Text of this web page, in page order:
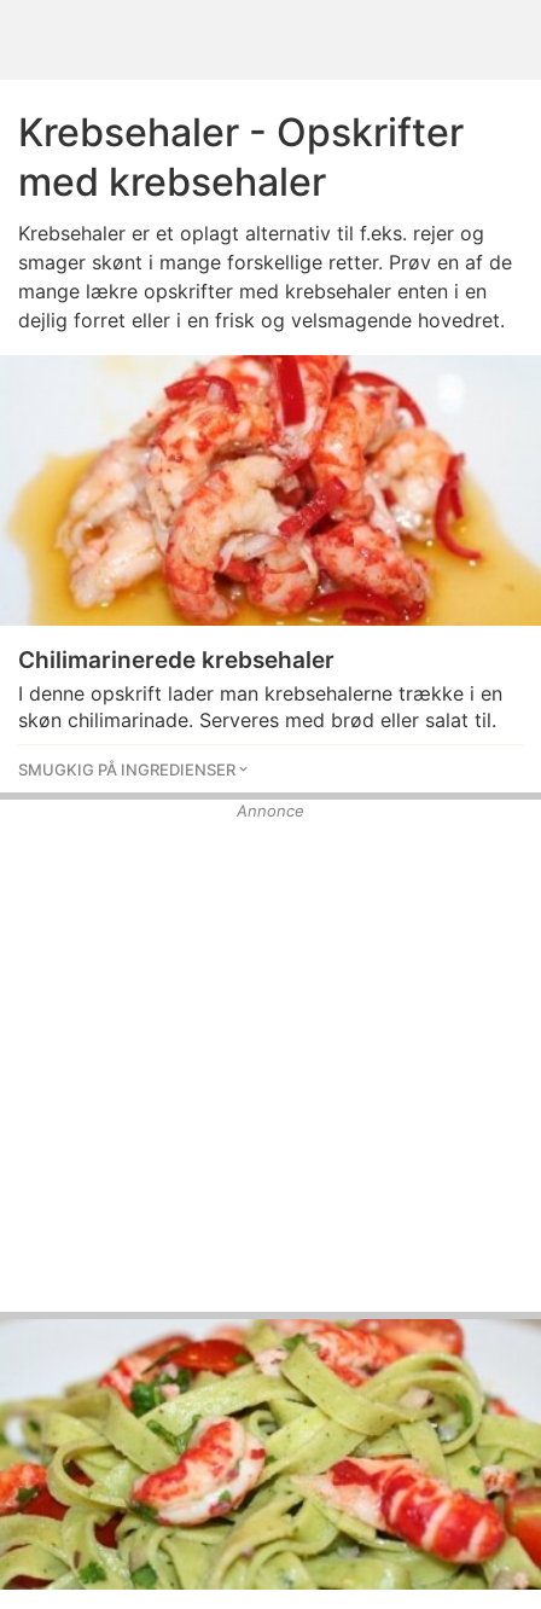
Krebsehaler - Opskrifter
med krebsehaler
Krebsehaler er et oplagt alternativ til f.eks. rejer og
smager skønt i mange forskellige retter. Prøv en af de
mange lækre opskrifter med krebsehaler enten i en
dejlig forret eller i en frisk og velsmagende hovedret.
Chilimarinerede krebsehaler
I denne opskrift lader man krebsehalerne trække i en
skøn chilimarinade. Serveres med brød eller salat til.
SMUGKIG PÅ INGREDIENSER
Annonce